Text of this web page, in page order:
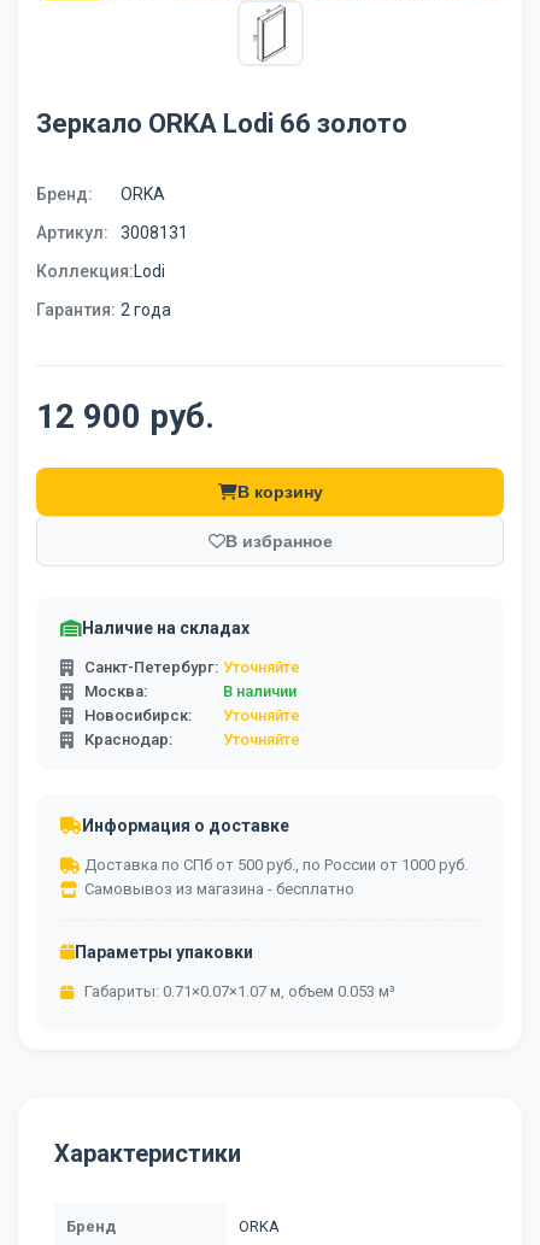
Зеркало ORKA Lodi 66 золото
Бренд:
ORKA
Артикул:
3008131
Коллекция: Lodi
Гарантия: 2 года
12 900 руб.
В корзину
В избранное
Наличие на складах
Санкт-Петербург: Уточняйте
Москва:
В наличии
Новосибирск:
Уточняйте
Краснодар:
Уточняйте
Информация о доставке
Доставка по СПб от 500 руб., по России от 1000 руб.
Самовывоз из магазина - бесплатно
Параметры упаковки
Габариты: 0.71×0.07×1.07 м, объем 0.053 м³
Характеристики
Бренд ORKA